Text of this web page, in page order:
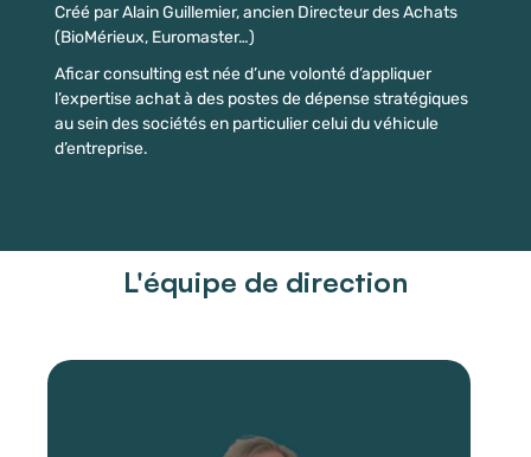
Créé par Alain Guillemier, ancien Directeur des Achats
(BioMérieux, Euromaster…)
Aficar consulting est née d’une volonté d’appliquer
l’expertise achat à des postes de dépense stratégiques
au sein des sociétés en particulier celui du véhicule
d’entreprise.
L'équipe de direction